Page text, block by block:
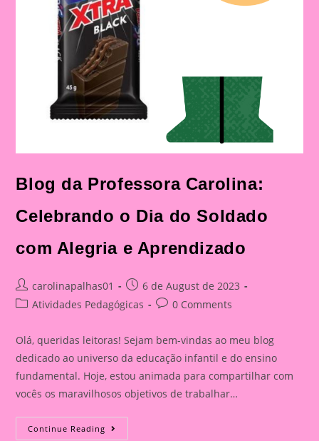
Blog da Professora Carolina:
Celebrando o Dia do Soldado
com Alegria e Aprendizado
Post
author:
carolinapalhas01
Post
published:
6 de August de 2023
PostAtividades Pedagógicas
Post0 Comments
Olá, queridas leitoras! Sejam bem-vindas ao meu blog
dedicado ao universo da educação infantil e do ensino
fundamental. Hoje, estou animada para compartilhar com
vocês os maravilhosos objetivos de trabalhar…
Continue Reading Blog